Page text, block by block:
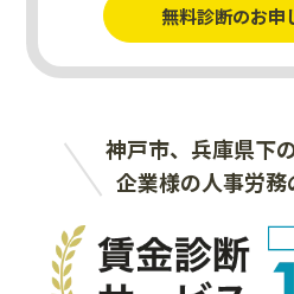
無料診断のお申
神戸市、兵庫県下
企業様の人事労